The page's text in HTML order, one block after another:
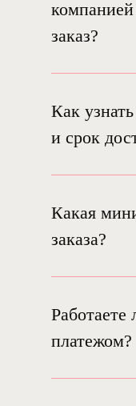
заказ?
Как
и срок
Какая
заказа?
платежом?